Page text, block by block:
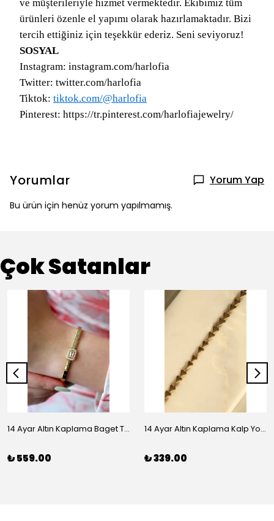
ve müşterileriyle hizmet vermektedir. Ekibimiz tüm
ürünleri özenle el yapımı olarak hazırlamaktadır. Bizi
tercih ettiğiniz için teşekkür ederiz. Seni seviyoruz!
SOSYAL
Instagram: instagram.com/harlofia
Twitter: twitter.com/harlofia
Tiktok: tiktok.com/@harlofia
Pinterest: https://tr.pinterest.com/harlofiajewelry/
Yorumlar Yorum Yap
Bu ürün için henüz yorum yapılmamış.
Çok Satanlar
14 Ayar Altın Kaplama Baget Taşlı Vip Bileklik
₺ 559.00
14 Ayar Altın Kaplama Kalp Yolu Bileklik
₺ 339.00